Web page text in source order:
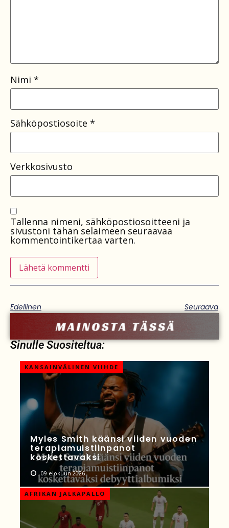
Nimi *
Sähköpostiosoite *
Verkkosivusto
Tallenna nimeni, sähköpostiosoitteeni ja
sivustoni tähän selaimeen seuraavaa
kommentointikertaa varten.
Edellinen Seuraava
Sinulle Suositeltua:
KANSAINVÄLINEN VIIHDE
Myles Smith käänsi viiden vuoden
terapiamuistiinpanot
koskettavaksi
09 elokuun 2026
AFRIKAN JALKAPALLO